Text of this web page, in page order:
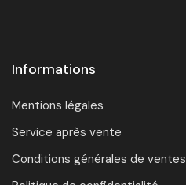
Informations
Mentions légales
Service après vente
Conditions générales de ventes